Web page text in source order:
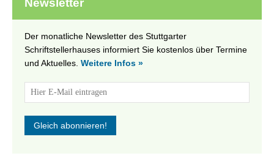
Newsletter
Der monatliche Newsletter des Stuttgarter
Schriftstellerhauses informiert Sie kostenlos über Termine
und Aktuelles. Weitere Infos »